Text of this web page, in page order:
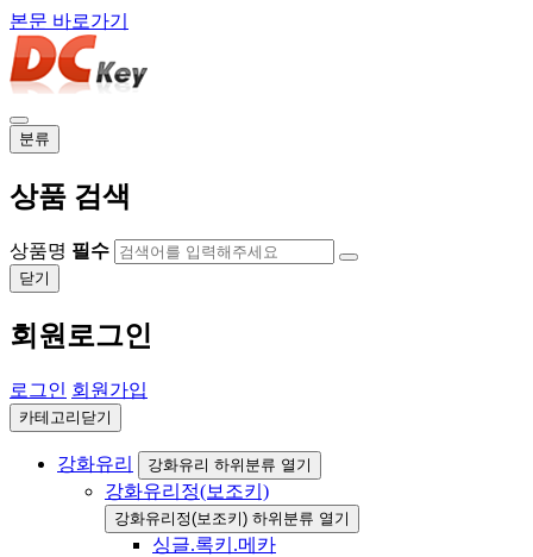
본문 바로가기
분류
상품 검색
상품명 필수
닫기
회원로그인
로그인 회원가입
카테고리닫기
강화유리 강화유리 하위분류 열기
강화유리정(보조키)
강화유리정(보조키) 하위분류 열기
싱글.록키.메카